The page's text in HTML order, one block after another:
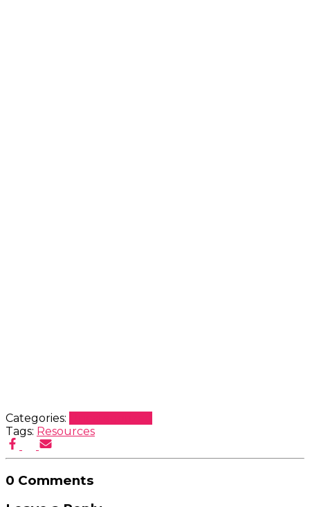
Categories:
Tags: Resources
0 Comments